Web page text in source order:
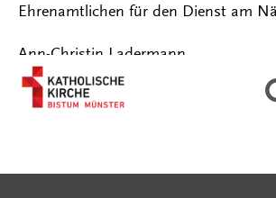
Ehrenamtlichen für den Dienst am
Ann-Christin Ladermann